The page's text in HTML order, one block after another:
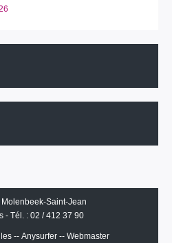
Saint-Jean
- Tél. : 02 / 412 37 90
-- Anysurfer -- Webmaster